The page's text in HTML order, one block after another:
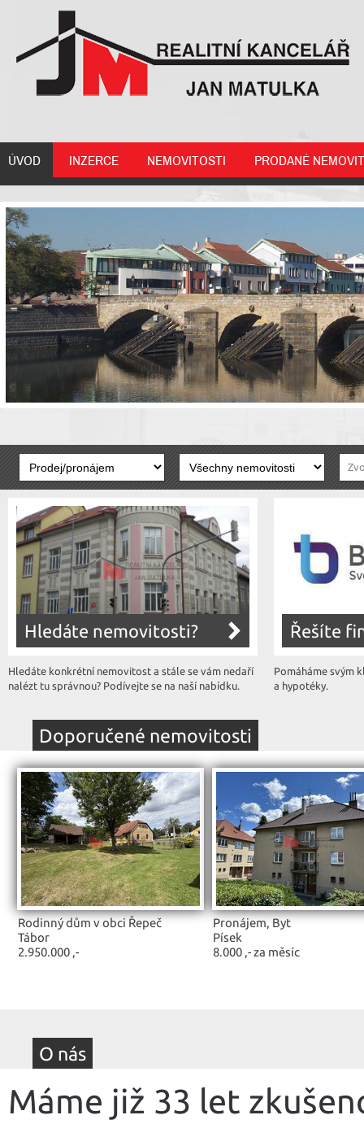
ÚVOD INZERCE NEMOVITOSTI PRODANÉ
Hledáte nemovitosti?
Hledáte konkrétní nemovitost a stále se vám nedaří
nalézt tu správnou? Podívejte se na naší nabídku.
Řešíte
Pomáháme svým
a hypotéky.
Doporučené nemovitosti
Rodinný dům v obci Řepeč
Tábor
2.950.000 ,-
Pronájem, Byt
Písek
8.000 ,- za měsíc
O nás
Máme již 33 let